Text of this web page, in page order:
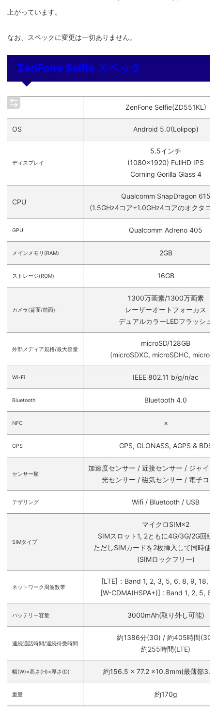
上がっています。
なお、スペックに変更は一切ありません。
ZenFone Selfie スペック
ZenFone Selfie(ZD551KL)
OS Android 5.0(Lolipop)
ディスプレイ
5.5インチ
(1080×1920) FullHD IPS
Corning Gorilla Glass 4
CPU
Qualcomm SnapDragon 615
(1.5GHz4コア+1.0GHz4コアのオクタコ
GPU Qualcomm Adreno 405
メインメモリ(RAM) 2GB
ストレージ(ROM) 16GB
カメラ(背面/前面)
1300万画素/1300万画素
レーザーオートフォーカス
デュアルカラーLEDフラッシュ
外部メディア規格/最大容量
microSD/128GB
(microSDXC, microSDHC,
Wi-Fi IEEE 802.11 b/g/n/ac
Bluetooth Bluetooth 4.0
NFC ×
GPS GPS, GLONASS, AGPS & BDS
センサー類
加速度センサー / 近接センサー / ジャイ
光センサー / 磁気センサー / 電子コ
テザリング Wifi / Bluetooth / USB
SIMタイプ
マイクロSIM×2
SIMスロット1, 2ともに4G/3G/2G回線
ただしSIMカードを2枚挿入して同時使
(SIMロックフリー)
ネットワーク周波数帯
[LTE]：Band 1, 2, 3, 5, 6, 8, 9, 18,
[W-CDMA(HSPA+)] : Band 1, 2, 5, 6,
バッテリー容量 3000mAh(取り外し可能)
連続通話時間/連続待受時間
約1386分(3G) / 約405時間(3G)
約255時間(LTE)
幅(W)×高さ(H)×厚さ(D) 約156.5 × 77.2 ×10.8mm(最薄部
重量 約170g